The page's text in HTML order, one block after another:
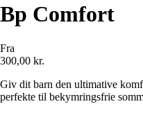
Bp Comfort
Fra
300,00 kr.
Giv dit barn den ultimative
perfekte til bekymringsfrie